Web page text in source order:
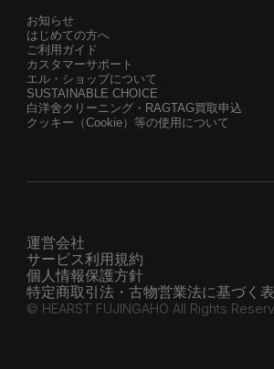
お知らせ
はじめての方へ
ご利用ガイド
カスタマーサポート
エル・ショップについて
SUSTAINABLE CHOICE
白洋舍クリーニング・RAGTAG買取申込
クッキー（Cookie）等の使用について
運営会社
サービス利用規約
個人情報保護方針
特定商取引法・古物営業法に基づく
© HEARST FUJINGAHO All Rights